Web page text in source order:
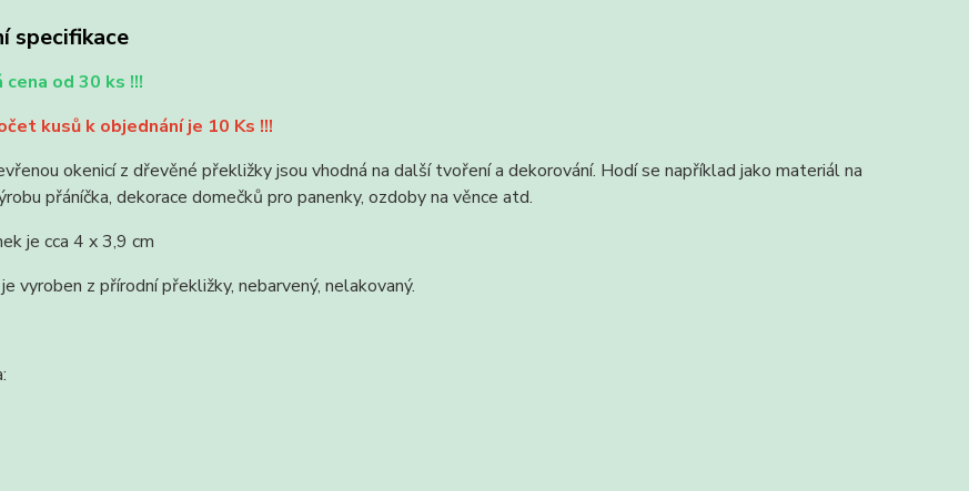
specifikace
cena od 30 ks !!!
kusů k objednání je 10 Ks !!!
okenicí z dřevěné překližky jsou vhodná na další tvoření a dekorování. Hodí se například jako materiál na
přáníčka, dekorace domečků pro panenky, ozdoby na věnce atd.
je cca 4 x 3,9 cm
vyroben z přírodní překližky, nebarvený, nelakovaný.